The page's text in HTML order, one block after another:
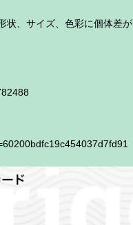
状、サイズ、色彩に個体差が